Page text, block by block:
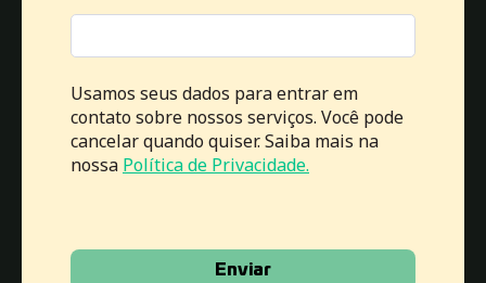
Usamos seus dados para entrar em
contato sobre nossos serviços. Você pode
cancelar quando quiser. Saiba mais na
nossa Política de Privacidade.
Enviar